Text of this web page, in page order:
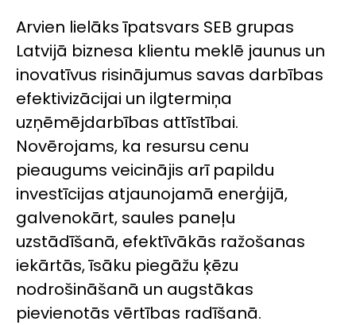
Arvien lielāks īpatsvars SEB grupas
Latvijā biznesa klientu meklē jaunus un
inovatīvus risinājumus savas darbības
efektivizācijai un ilgtermiņa
uzņēmējdarbības attīstībai.
Novērojams, ka resursu cenu
pieaugums veicinājis arī papildu
investīcijas atjaunojamā enerģijā,
galvenokārt, saules paneļu
uzstādīšanā, efektīvākās ražošanas
iekārtās, īsāku piegāžu ķēzu
nodrošināšanā un augstākas
pievienotās vērtības radīšanā.